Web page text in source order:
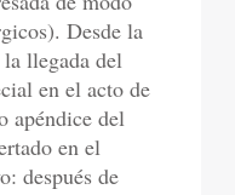
Desde la
llegada del
en el acto de
apéndice del
en el
después de